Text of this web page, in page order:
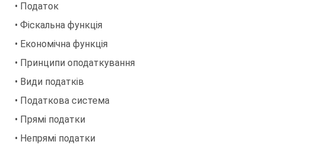
• Податок
• Фіскальна функція
• Економічна функція
• Принципи оподаткування
• Види податків
• Податкова система
• Прямі податки
• Непрямі податки